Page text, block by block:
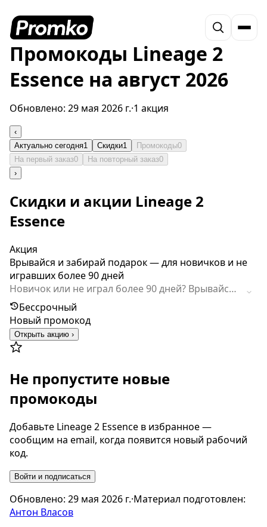
Промокоды Lineage 2
Essence на август 2026
Обновлено: 29 мая 2026 г.·1 акция
‹
Актуально сегодня1 Скидки1 Промокоды0
На первый заказ0 На повторный заказ0
›
Скидки и акции Lineage 2
Essence
Акция
Врывайся и забирай подарок — для новичков и не
игравших более 90 дней
Новичок или не играл более 90 дней? Врывайся
и забирай подарок! Подарок появится в
инвентаре Фогейма после первого запуска игры.
Бессрочный
Новый промокод
Открыть акцию ›
Не пропустите новые
промокоды
Добавьте Lineage 2 Essence в избранное —
сообщим на email, когда появится новый рабочий
код.
Войти и подписаться
Обновлено: 29 мая 2026 г.·Материал подготовлен:
Антон Власов